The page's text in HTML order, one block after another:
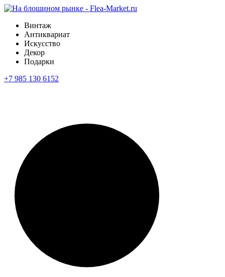
Винтаж
Антиквариат
Искусство
Декор
Подарки
+7 985 130 6152